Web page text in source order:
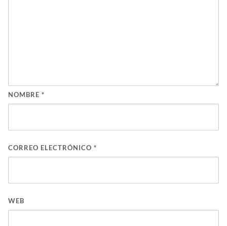
NOMBRE *
CORREO ELECTRÓNICO *
WEB